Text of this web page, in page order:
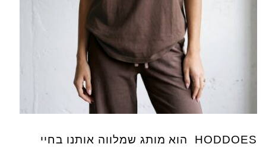
HODDOES הוא מותג שמלווה אותנו בחיי